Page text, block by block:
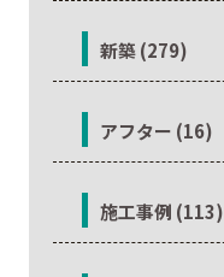
新築 (279)
アフター (16)
施工事例 (113)